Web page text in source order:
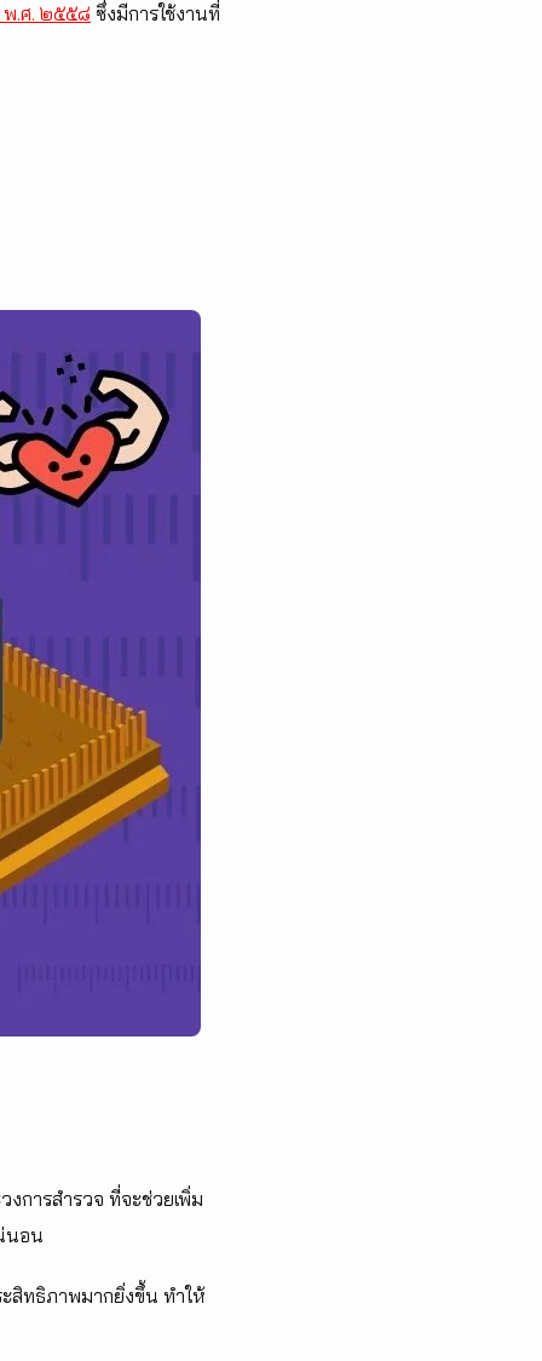
พ.ศ. ๒๕๕๘ ซึ่งมีการใช้งานที่
การสำรวจ ที่จะช่วยเพิ่ม
นอน
สิทธิภาพมากยิ่งขึ้น ทำให้